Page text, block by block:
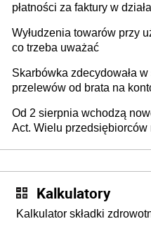
płatności za faktury w
Wyłudzenia towarów przy
co trzeba uważać
Skarbówka zdecydowała
przelewów od brata na
darowizna, ale podatku
Od 2 sierpnia wchodzą
Act. Wielu przedsiębiorców
Kalkulatory
Kalkulator składki